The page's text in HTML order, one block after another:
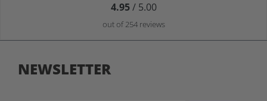
4.95/ 5.00
out of 254 reviews
NEWSLETTER